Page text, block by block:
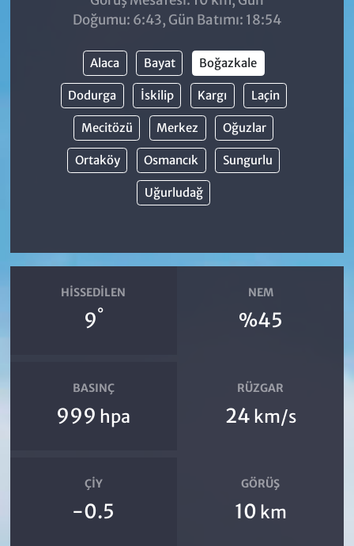
Doğumu: 6:43, Gün Batımı: 18:54
Alaca Bayat Boğazkale
Dodurga İskilip Kargı Laçin
Mecitözü Merkez Oğuzlar
Ortaköy Osmancık Sungurlu
Uğurludağ
HISSEDILEN
9°
NEM
%45
BASINÇ
999 hpa
RÜZGAR
24 km/s
ÇIY
-0.5
GÖRÜŞ
10 km